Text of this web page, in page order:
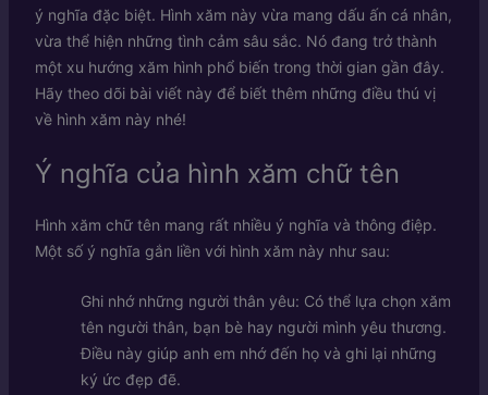
ý nghĩa đặc biệt. Hình xăm này vừa mang dấu ấn cá nhân,
vừa thể hiện những tình cảm sâu sắc. Nó đang trở thành
một xu hướng xăm hình phổ biến trong thời gian gần đây.
Hãy theo dõi bài viết này để biết thêm những điều thú vị
về hình xăm này nhé!
Ý nghĩa của hình xăm chữ tên
Hình xăm chữ tên mang rất nhiều ý nghĩa và thông điệp.
Một số ý nghĩa gắn liền với hình xăm này như sau:
Ghi nhớ những người thân yêu: Có thể lựa chọn xăm
tên người thân, bạn bè hay người mình yêu thương.
Điều này giúp anh em nhớ đến họ và ghi lại những
ký ức đẹp đẽ.